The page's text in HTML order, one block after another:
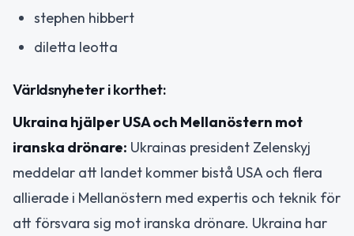
stephen hibbert
diletta leotta
Världsnyheter i korthet:
Ukraina hjälper USA och Mellanöstern mot
iranska drönare: Ukrainas president Zelenskyj
meddelar att landet kommer bistå USA och flera
allierade i Mellanöstern med expertis och teknik för
att försvara sig mot iranska drönare. Ukraina har